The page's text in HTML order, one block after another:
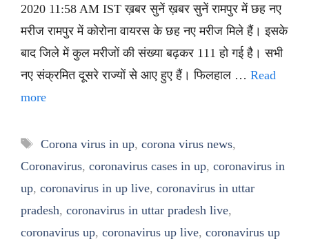
2020 11:58 AM IST ख़बर सुनें ख़बर सुनें रामपुर में छह नए
मरीज रामपुर में कोरोना वायरस के छह नए मरीज मिले हैं। इसके
बाद जिले में कुल मरीजों की संख्या बढ़कर 111 हो गई है। सभी
नए संक्रमित दूसरे राज्यों से आए हुए हैं। फिलहाल … Read
more
Tags
Corona virus in up, corona virus news,
Coronavirus, coronavirus cases in up, coronavirus in
up, coronavirus in up live, coronavirus in uttar
pradesh, coronavirus in uttar pradesh live,
coronavirus up, coronavirus up live, coronavirus up